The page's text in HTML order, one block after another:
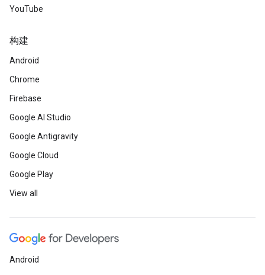
YouTube
构建
Android
Chrome
Firebase
Google AI Studio
Google Antigravity
Google Cloud
Google Play
View all
Android